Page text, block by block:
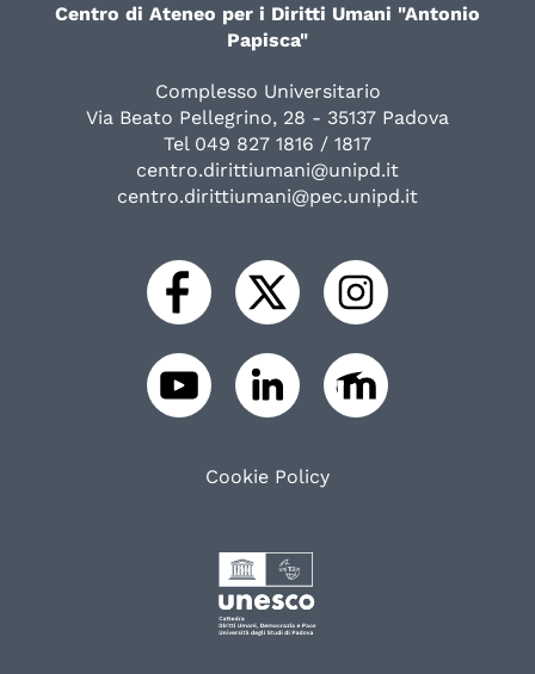
Centro di Ateneo per i Diritti Umani "Antonio
Papisca"
Complesso Universitario
Via Beato Pellegrino, 28 - 35137 Padova
Tel 049 827 1816 / 1817
centro.dirittiumani@unipd.it
centro.dirittiumani@pec.unipd.it
Cookie Policy